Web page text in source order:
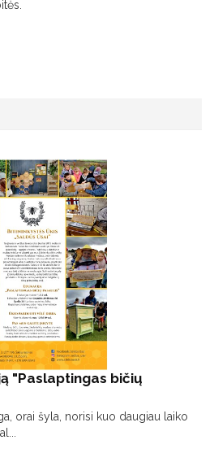
"Paslaptingas bičių
orai šyla, norisi kuo daugiau laiko